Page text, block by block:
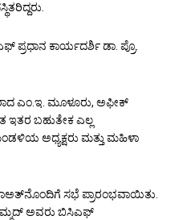
ಕಾರ್ಯದರ್ಶಿ ಡಾ. ಪ್ರೊ.
ಎಂ.ಇ. ಮೂಳೂರು, ಅಫೀಕ್
ಇತರ ಬಹುತೇಕ ಎಲ್ಲ
ಅಧ್ಯಕ್ಷರು ಮತ್ತು ಮಹಿಳಾ
ಸಭೆ ಪ್ರಾರಂಭವಾಯಿತು.
ಅವರು ಬಿಸಿಎಫ್